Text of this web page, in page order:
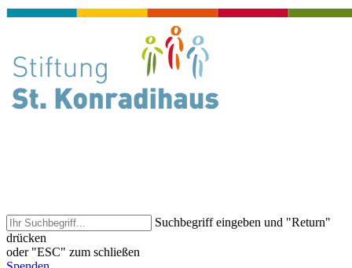
Suchbegriff eingeben und "Return"
drücken
oder "ESC" zum schließen